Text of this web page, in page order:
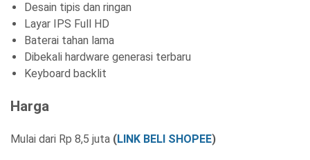
Desain tipis dan ringan
Layar IPS Full HD
Baterai tahan lama
Dibekali hardware generasi terbaru
Keyboard backlit
Harga
Mulai dari Rp 8,5 juta (LINK BELI SHOPEE)